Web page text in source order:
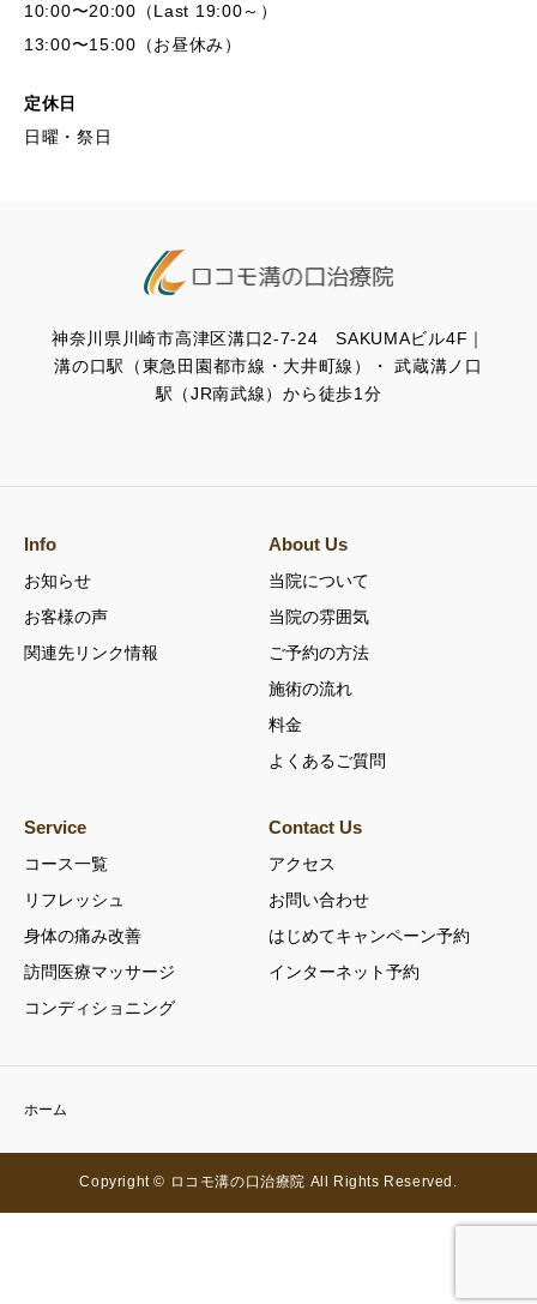
10:00〜20:00（Last 19:00～）
13:00〜15:00（お昼休み）
定休日
日曜・祭日
神奈川県川崎市高津区溝口2-7-24 SAKUMAビル4F｜
溝の口駅（東急田園都市線・大井町線）・ 武蔵溝ノ口
駅（JR南武線）から徒歩1分
Info
お知らせ
お客様の声
関連先リンク情報
About Us
当院について
当院の雰囲気
ご予約の方法
施術の流れ
料金
よくあるご質問
Service
コース一覧
リフレッシュ
身体の痛み改善
訪問医療マッサージ
コンディショニング
Contact Us
アクセス
お問い合わせ
はじめてキャンペーン予約
インターネット予約
ホーム
Copyright © ロコモ溝の口治療院 All Rights Reserved.